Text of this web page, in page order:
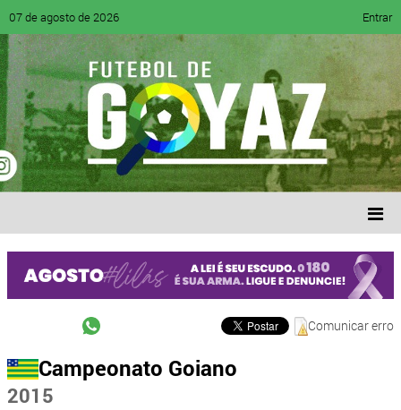
07 de agosto de 2026 Entrar
Comunicar erro
Campeonato Goiano
2015